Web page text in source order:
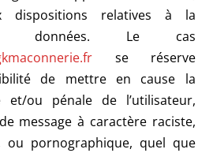
dispositions relatives à la
données. Le cas
se réserve
de mettre en cause la
et/ou pénale de l’utilisateur,
message à caractère raciste,
ou pornographique, quel que